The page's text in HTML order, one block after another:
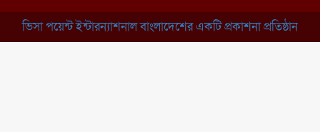
ভিসা পয়েন্ট ইন্টারন্যাশনাল বাংলাদেশের একটি প্রকাশনা প্রতিষ্ঠান